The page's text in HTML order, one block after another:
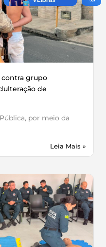
contra grupo
de
por meio da
Leia Mais »